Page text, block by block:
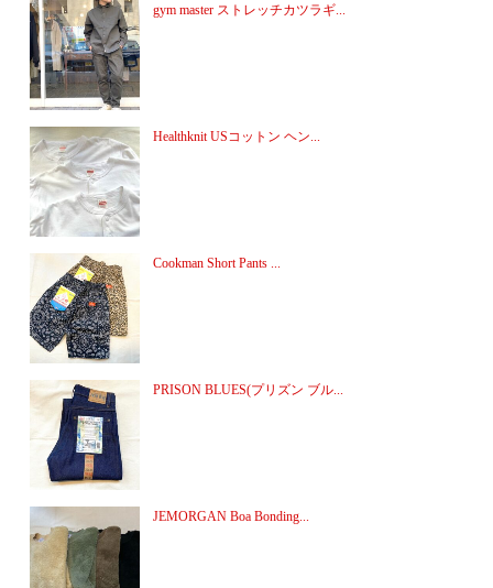
gym master ストレッチカツラギ...
Healthknit USコットン ヘン...
Cookman Short Pants ...
PRISON BLUES(プリズン ブル...
JEMORGAN Boa Bonding...